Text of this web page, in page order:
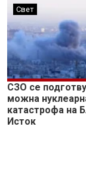
Свет
СЗО се
можна
катастрофа на
Исток